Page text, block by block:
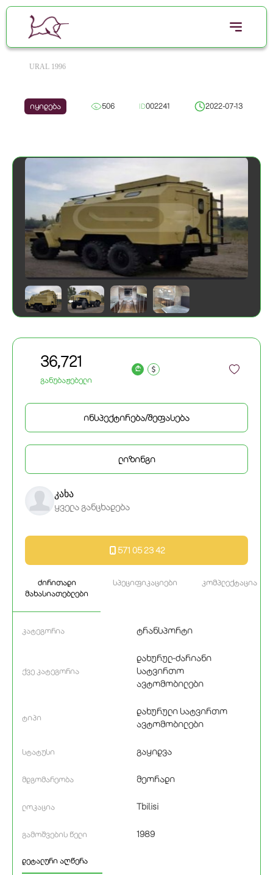
URAL 1996
იყიდება 506 ID002241 2022-07-13
36,721
განუბაჟებელი
a
ძირითადი
მახასიათებლები
სპეციფიკაციები კომპლექტაცია
კატეგორია ტრანსპორტი
ქვე კატეგორია
დახურულ-ძარიანი
სატვირთო
ავტომობილები
ტიპი
დახურული სატვირთო
ავტომობილები
სტატუსი გაყიდვა
მდგომარეობა მეორადი
ლოკაცია Tbilisi
გამოშვების წელი 1989
დეტალური აღწერა
ინსპექტირება/შეფასება
ლიზინგი
კახა
ყველა განცხადება
571 05 23 42